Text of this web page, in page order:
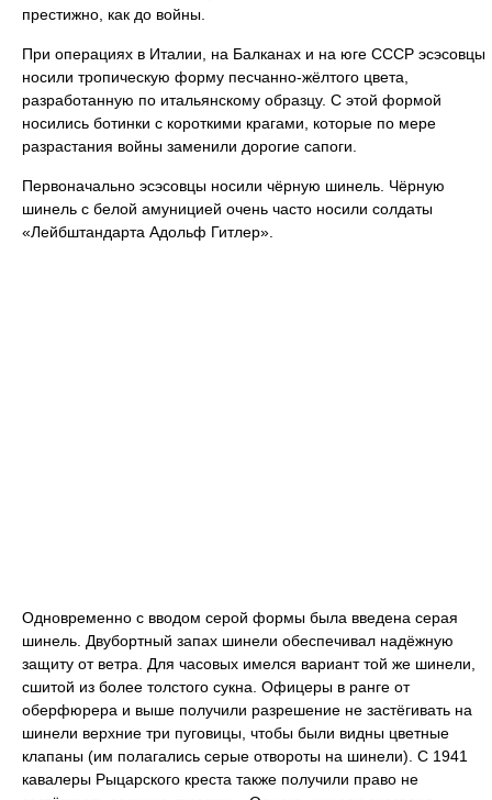
престижно, как до войны.
При операциях в Италии, на Балканах и на юге СССР эсэсовцы
носили тропическую форму песчанно-жёлтого цвета,
разработанную по итальянскому образцу. С этой формой
носились ботинки с короткими крагами, которые по мере
разрастания войны заменили дорогие сапоги.
Первоначально эсэсовцы носили чёрную шинель. Чёрную
шинель с белой амуницией очень часто носили солдаты
«Лейбштандарта Адольф Гитлер».
Одновременно с вводом серой формы была введена серая
шинель. Двубортный запах шинели обеспечивал надёжную
защиту от ветра. Для часовых имелся вариант той же шинели,
сшитой из более толстого сукна. Офицеры в ранге от
оберфюрера и выше получили разрешение не застёгивать на
шинели верхние три пуговицы, чтобы были видны цветные
клапаны (им полагались серые отвороты на шинели). С 1941
кавалеры Рыцарского креста также получили право не